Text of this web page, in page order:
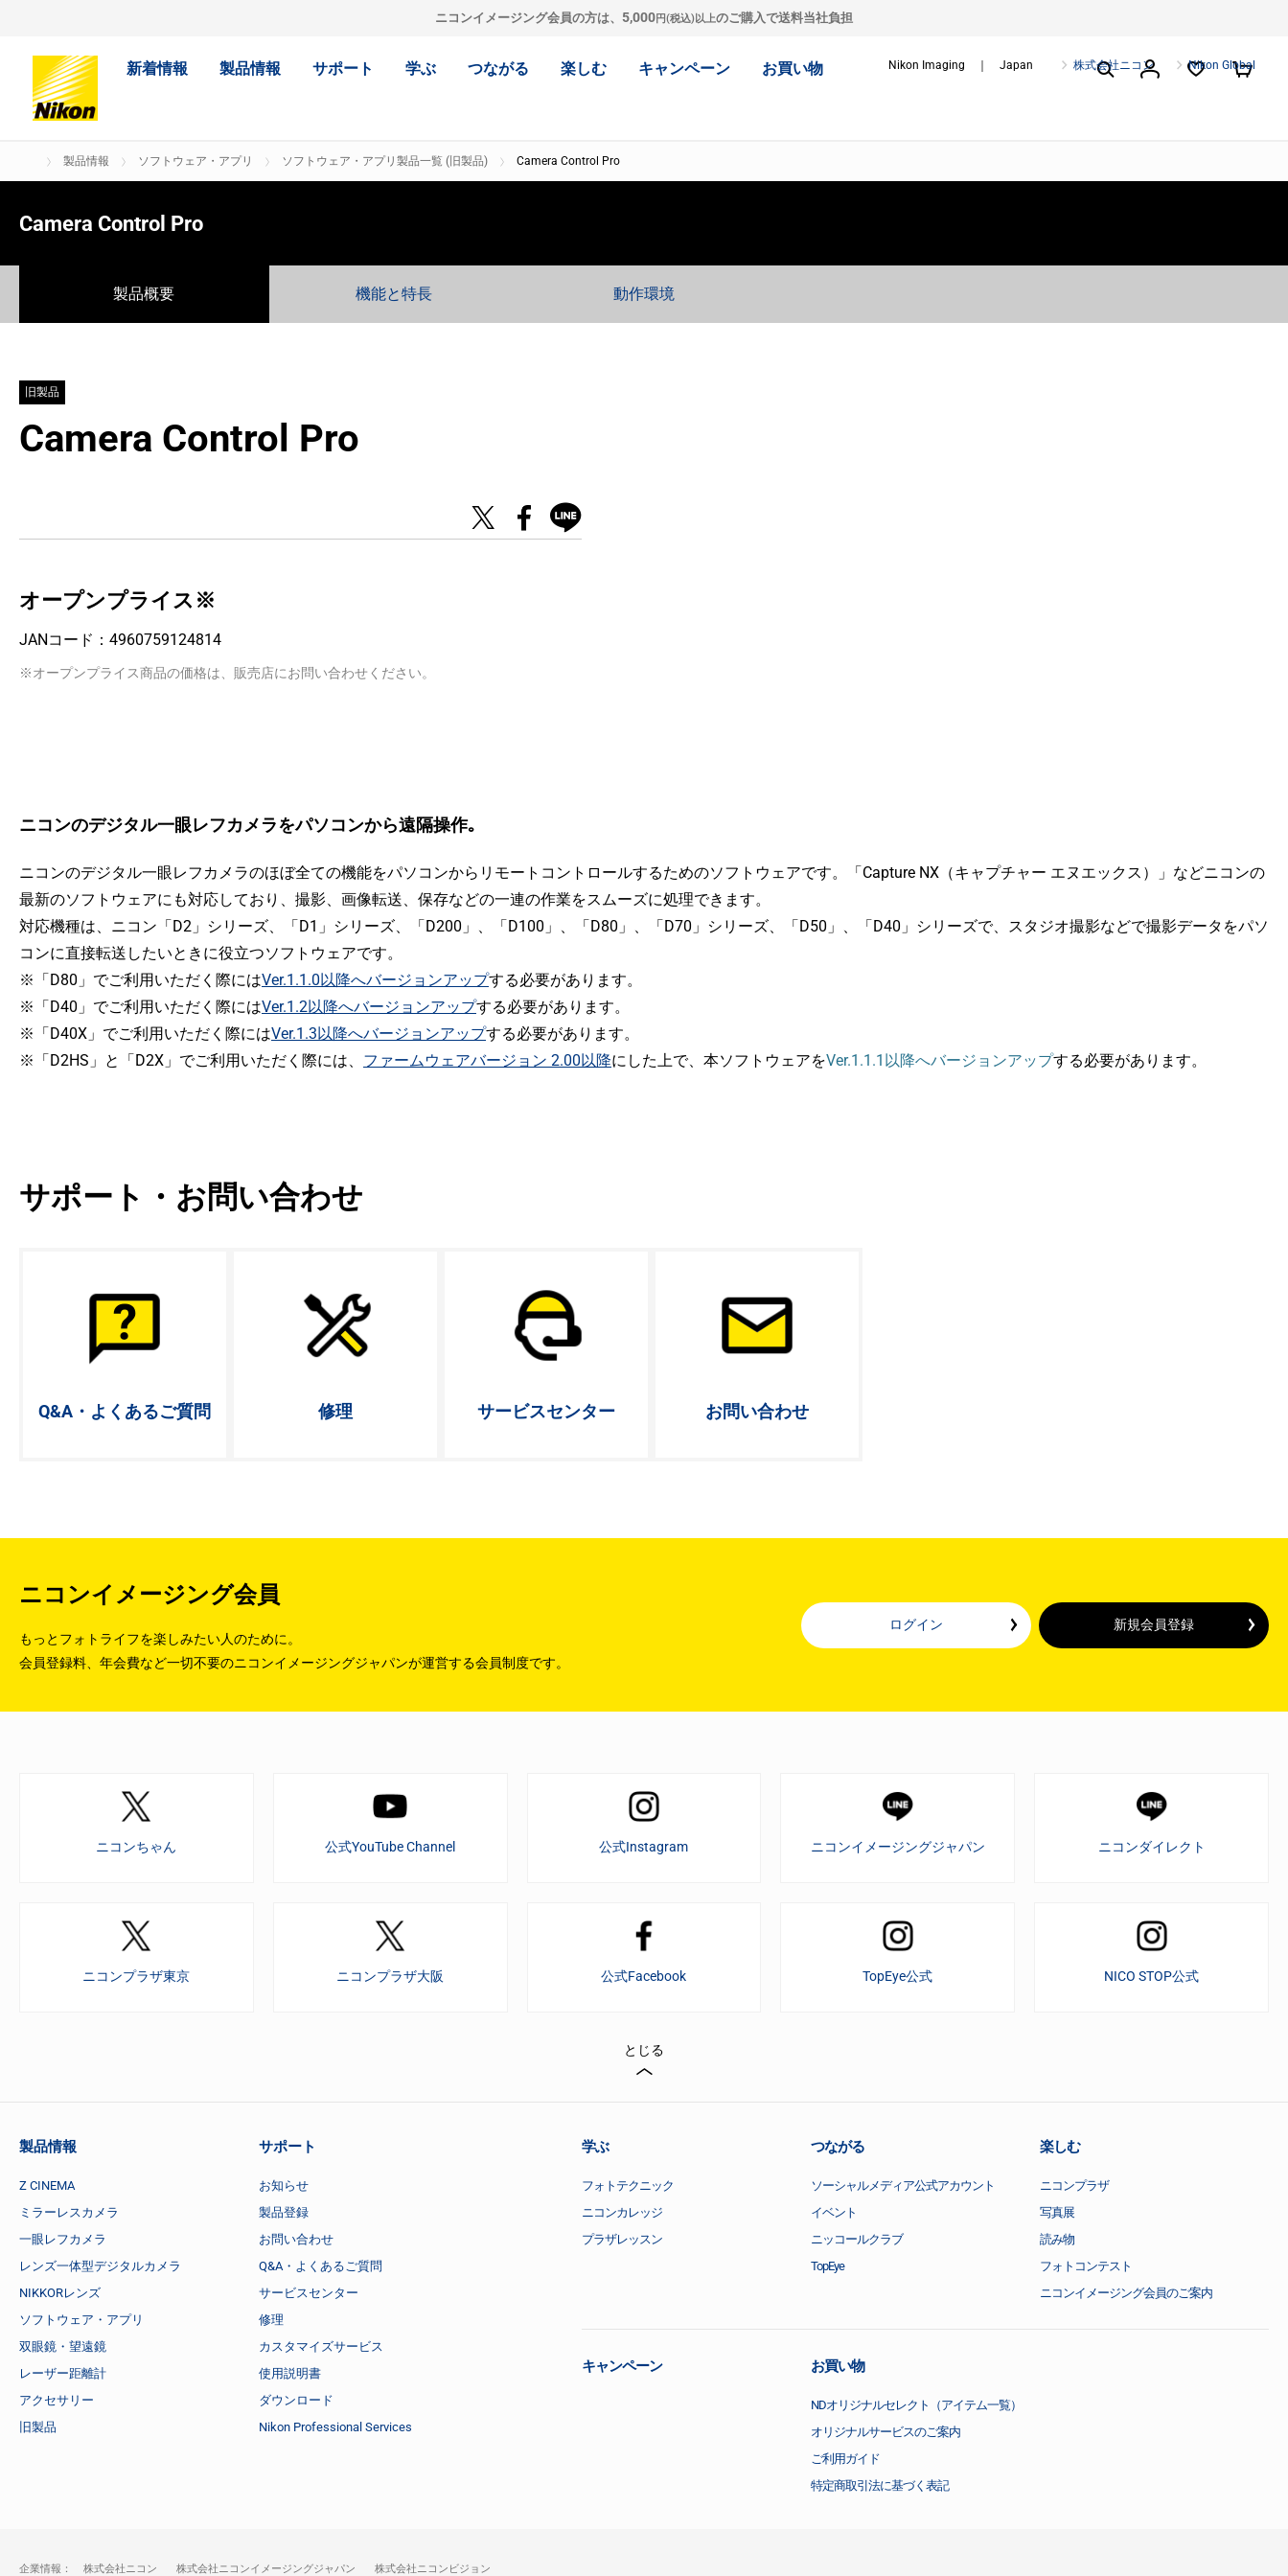
ニコンイメージング会員の方は、 5,000円(税込)以上のご購入で送料当社負担
新着情報 製品情報 サポート 学ぶ つながる 楽しむ キャンペーン お買い物 Nikon Imaging ｜ Japan 株式会社ニコン Nikon Global
製品情報 ソフトウェア・アプリ ソフトウェア・アプリ製品一覧 (旧製品) Camera Control Pro
Camera Control Pro
製品概要 機能と特長 動作環境
旧製品
Camera Control Pro
オープンプライス※
JANコード： 4960759124814
※オープンプライス商品の価格は、販売店にお問い合わせください。
ニコンのデジタル一眼レフカメラをパソコンから遠隔操作｡
ニコンのデジタル一眼レフカメラのほぼ全ての機能をパソコンからリモートコントロールするためのソフトウェアです。「Capture NX（キャプチャー エヌエックス）」などニコンの
最新のソフトウェアにも対応しており、撮影、画像転送、保存などの一連の作業をスムーズに処理できます。
対応機種は、ニコン「D2」シリーズ、「D1」シリーズ、「D200」、「D100」、「D80」、「D70」シリーズ、「D50」、「D40」シリーズで、スタジオ撮影などで撮影データをパソ
コンに直接転送したいときに役立つソフトウェアです。
※「D80」でご利用いただく際にはVer.1.1.0以降へバージョンアップする必要があります。
※「D40」でご利用いただく際にはVer.1.2以降へバージョンアップする必要があります。
※「D40X」でご利用いただく際にはVer.1.3以降へバージョンアップする必要があります。
※「D2HS」と「D2X」でご利用いただく際には、 ファームウェアバージョン 2.00以降にした上で、本ソフトウェアをVer.1.1.1以降へバージョンアップする必要があります。
サポート・お問い合わせ
Q&A・よく あるご質問 修理 サービスセンター お問い合わせ
ニコンイメージング会員
もっとフォトライフを楽しみたい人のために。
会員登録料、年会費など一切不要のニコンイメージングジャパンが運営する会員制度です。
ログイン 新規会員登録
ニコンちゃん 公式YouTube Channel 公式Instagram ニコンイメージングジャパン ニコンダイレクト
ニコンプラザ東京 ニコンプラザ大阪 公式Facebook TopEye公式 NICO STOP公式
とじる
製品情報
Z CINEMA
ミラーレスカメラ
一眼レフカメラ
レンズ一体型デジタルカメラ
NIKKORレンズ
ソフトウェア・アプリ
双眼鏡・望遠鏡
レーザー距離計
アクセサリー
旧製品
サポート
お知らせ
製品登録
お問い合わせ
Q&A・よくあるご質問
サービスセンター
修理
カスタマイズサービス
使用説明書
ダウンロード
Nikon Professional Services
学ぶ
フォトテクニック
ニコンカレッジ
プラザレッスン
つながる
ソーシャルメディア公式アカウント
イベント
ニッコールクラブ
TopEye
楽しむ
ニコンプラザ
写真展
読み物
フォトコンテスト
ニコンイメージング会員のご案内
キャンペーン お買い物
NDオリジナルセレクト（アイテム一覧）
オリジナルサービスのご案内
ご利用ガイド
特定商取引法に基づく表記
企業情報： 株式会社ニコン 株式会社ニコンイメージングジャパン 株式会社ニコンビジョン